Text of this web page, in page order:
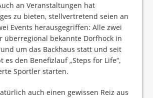
an Veranstaltungen hat
zu bieten, stellvertretend seien an
Events herausgegriffen: Alle zwei
überregional bekannte Dorfhock in
um das Backhaus statt und seit
es den Benefizlauf „Steps for Life“,
Sportler starten.
auch einen gewissen Reiz aus